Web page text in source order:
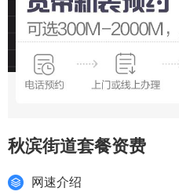
秋滨街道套餐资费
网速介绍